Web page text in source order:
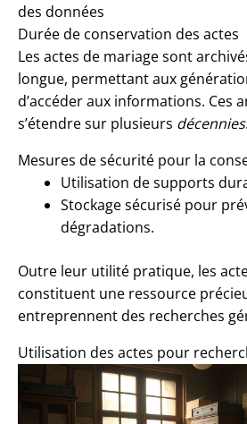
des données
Durée de conservation des actes
Les actes de mariage sont
longue, permettant aux
d’accéder aux informations. Ces
s’étendre sur plusieurs décennies.
Mesures de sécurité pour la
Utilisation de supports
Stockage sécurisé pour
dégradations.
Outre leur utilité pratique, les
constituent une ressource
entreprennent des recherches
Utilisation des actes pour